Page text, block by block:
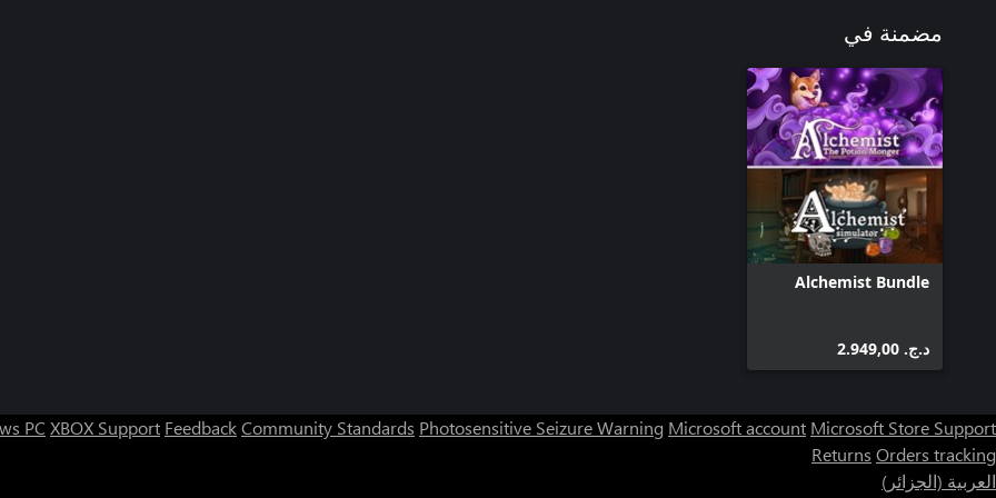
مضمنة في
Alchemist Bundle
د.ج.‏ 2.949,00
PC XBOX Support FeedbackCommunity Standards Photosensitive Seizure Warning Microsoft account Microsoft Store Support
Returns Orders tracking
العربية (الجزائر)